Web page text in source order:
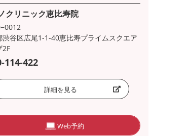
クリニック恵比寿院
渋谷区広尾1-1-40恵比寿プライムスクエア
2F
114-422
詳細を見る
Web予約